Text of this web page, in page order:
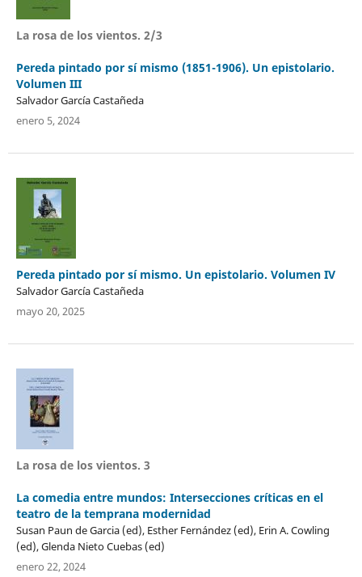
La rosa de los vientos. 2/3
Pereda pintado por sí mismo (1851-1906). Un epistolario.
Volumen III
Salvador García Castañeda
enero 5, 2024
Pereda pintado por sí mismo. Un epistolario. Volumen IV
Salvador García Castañeda
mayo 20, 2025
La rosa de los vientos. 3
La comedia entre mundos: Intersecciones críticas en el
teatro de la temprana modernidad
Susan Paun de Garcia (ed), Esther Fernández (ed), Erin A. Cowling
(ed), Glenda Nieto Cuebas (ed)
enero 22, 2024